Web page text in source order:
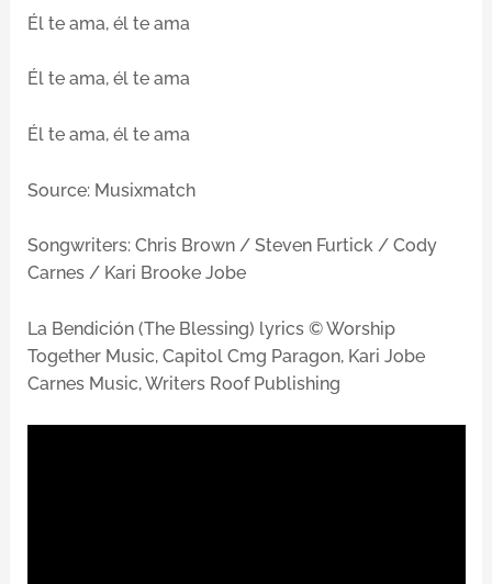
Él te ama, él te ama
Él te ama, él te ama
Él te ama, él te ama
Source: Musixmatch
Songwriters: Chris Brown / Steven Furtick / Cody
Carnes / Kari Brooke Jobe
La Bendición (The Blessing) lyrics © Worship
Together Music, Capitol Cmg Paragon, Kari Jobe
Carnes Music, Writers Roof Publishing